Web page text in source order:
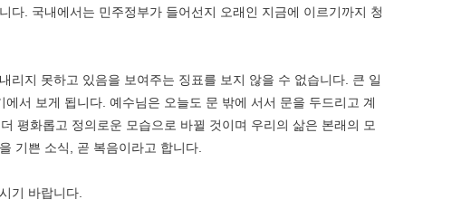
. 국내에서는 민주정부가 들어선지 오래인 지금에 이르기까지 청
지 못하고 있음을 보여주는 징표를 보지 않을 수 없습니다. 큰 일
서 보게 됩니다. 예수님은 오늘도 문 밖에 서서 문을 두드리고 계
평화롭고 정의로운 모습으로 바뀔 것이며 우리의 삶은 본래의 모
기쁜 소식, 곧 복음이라고 합니다.
기 바랍니다.